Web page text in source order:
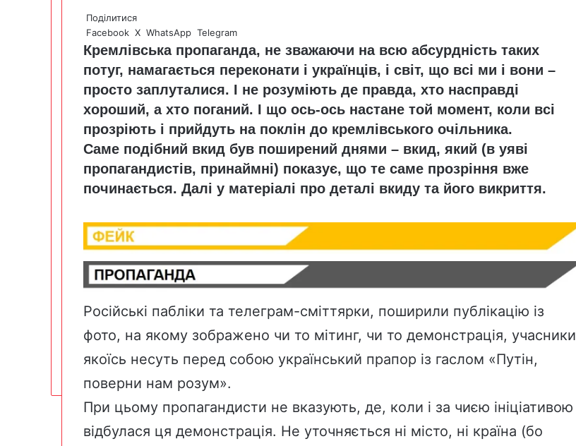
Поділитися
Facebook X WhatsApp Telegram
Кремлівська пропаганда, не зважаючи на всю абсурдність таких
потуг, намагається переконати і українців, і світ, що всі ми і вони –
просто заплуталися. І не розуміють де правда, хто насправді
хороший, а хто поганий. І що ось-ось настане той момент, коли всі
прозріють і прийдуть на поклін до кремлівського очільника.
Саме подібний вкид був поширений днями – вкид, який (в уяві
пропагандистів, принаймні) показує, що те саме прозріння вже
починається. Далі у матеріалі про деталі вкиду та його викриття.
Російські пабліки та телеграм-сміттярки, поширили публікацію із
фото, на якому зображено чи то мітинг, чи то демонстрація, учасники
якоїсь несуть перед собою український прапор із гаслом «Путін,
поверни нам розум».
При цьому пропагандисти не вказують, де, коли і за чиєю ініціативою
відбулася ця демонстрація. Не уточняється ні місто, ні країна (бо